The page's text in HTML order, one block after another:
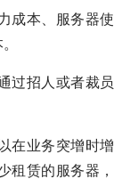
成本、服务器使
过招人或者裁员
在业务突增时增
租赁的服务器，